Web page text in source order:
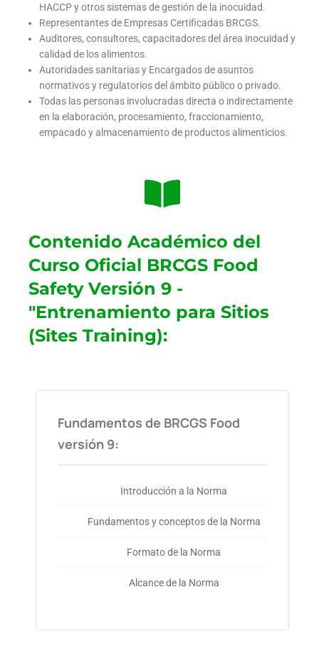
HACCP y otros sistemas de gestión de la inocuidad.
Representantes de Empresas Certificadas BRCGS.
Auditores, consultores, capacitadores del área inocuidad y
calidad de los alimentos.
Autoridades sanitarias y Encargados de asuntos
normativos y regulatorios del ámbito público o privado.
Todas las personas involucradas directa o indirectamente
en la elaboración, procesamiento, fraccionamiento,
empacado y almacenamiento de productos alimenticios.
Contenido Académico del
Curso Oficial BRCGS Food
Safety Versión 9 -
"Entrenamiento para Sitios
(Sites Training):
Fundamentos de BRCGS Food
versión 9:
Introducción a la Norma
Fundamentos y conceptos de la Norma
Formato de la Norma
Alcance de la Norma